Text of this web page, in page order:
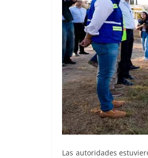
Las autoridades